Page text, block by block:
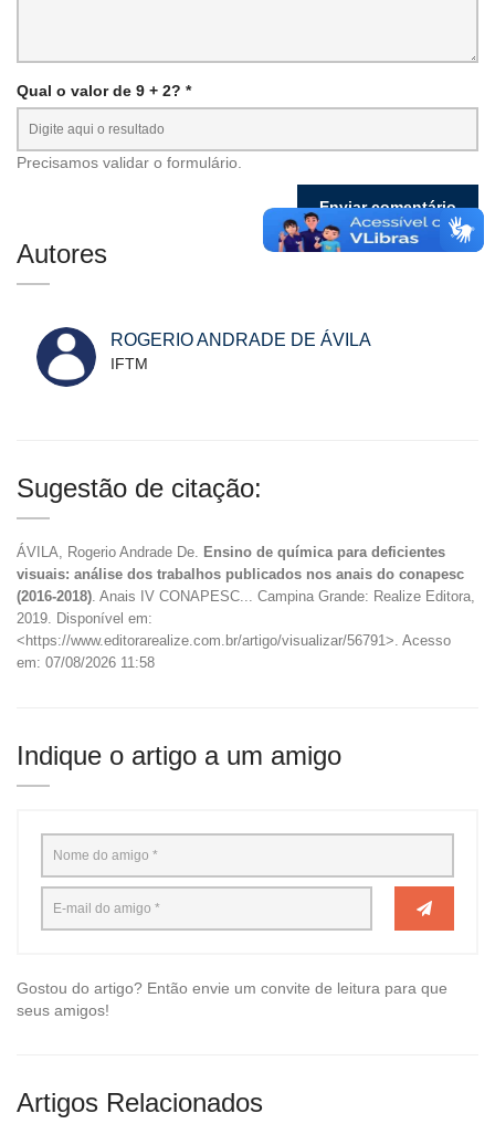
Qual o valor de 9 + 2? *
Precisamos validar o formulário.
Autores
ROGERIO ANDRADE DE ÁVILA
IFTM
Sugestão de citação:
ÁVILA, Rogerio Andrade De.
Ensino de química para deficientes
visuais: análise dos trabalhos publicados nos anais do conapesc
(2016-2018) . Anais IV CONAPESC... Campina Grande: Realize Editora,
2019. Disponível em:
<https://www.editorarealize.com.br/artigo/visualizar/56791>. Acesso
em: 07/08/2026 11:58
Indique o artigo a um amigo
Gostou do artigo? Então envie um convite de leitura para que
seus amigos!
Artigos Relacionados